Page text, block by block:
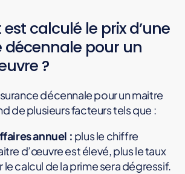
calculé le prix d’une
décennale pour un
?
décennale pour un maitre
de plusieurs facteurs tels que :
annuel : plus le chiffre
d’œuvre est élevé, plus le taux
calcul de la prime sera dégressif.